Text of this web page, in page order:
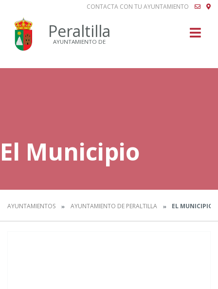
CONTACTA CON TU AYUNTAMIENTO
Peraltilla
AYUNTAMIENTO DE
El Municipio
AYUNTAMIENTOS AYUNTAMIENTO DE PERALTILLA EL MUNICIPIO